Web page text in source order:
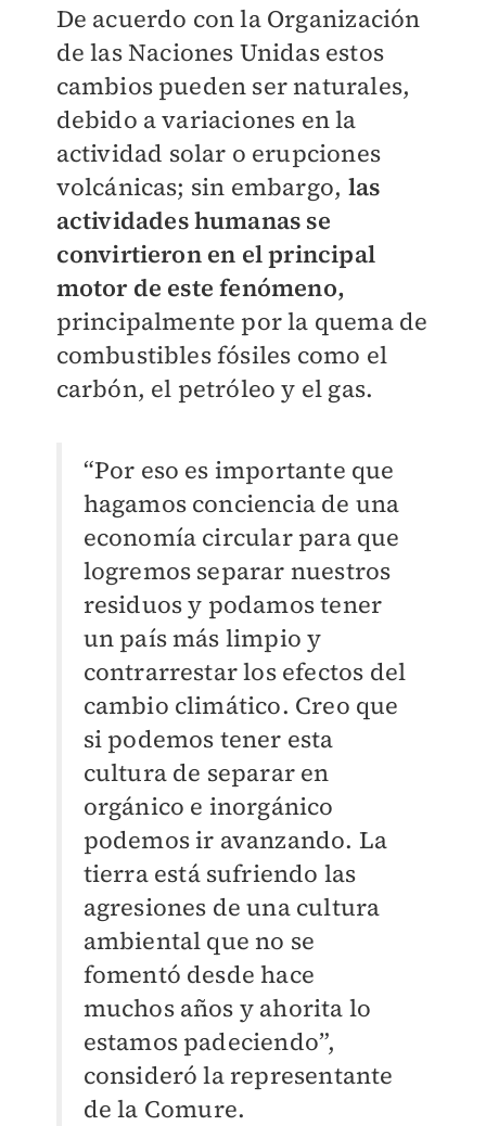
De acuerdo con la Organización
de las Naciones Unidas estos
cambios pueden ser naturales,
debido a variaciones en la
actividad solar o erupciones
volcánicas; sin embargo, las
actividades humanas se
convirtieron en el principal
motor de este fenómeno,
principalmente por la quema de
combustibles fósiles como el
carbón, el petróleo y el gas.
“Por eso es importante que
hagamos conciencia de una
economía circular para que
logremos separar nuestros
residuos y podamos tener
un país más limpio y
contrarrestar los efectos del
cambio climático. Creo que
si podemos tener esta
cultura de separar en
orgánico e inorgánico
podemos ir avanzando. La
tierra está sufriendo las
agresiones de una cultura
ambiental que no se
fomentó desde hace
muchos años y ahorita lo
estamos padeciendo”,
consideró la representante
de la Comure.